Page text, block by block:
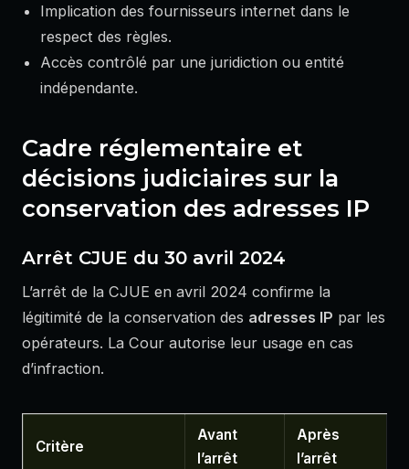
Implication des fournisseurs internet dans le
respect des règles.
Accès contrôlé par une juridiction ou entité
indépendante.
Cadre réglementaire et
décisions judiciaires sur la
conservation des adresses IP
Arrêt CJUE du 30 avril 2024
L’arrêt de la CJUE en avril 2024 confirme la
légitimité de la conservation des adresses IP par les
opérateurs. La Cour autorise leur usage en cas
d’infraction.
Critère
Avant
l’arrêt
Après
l’arrêt